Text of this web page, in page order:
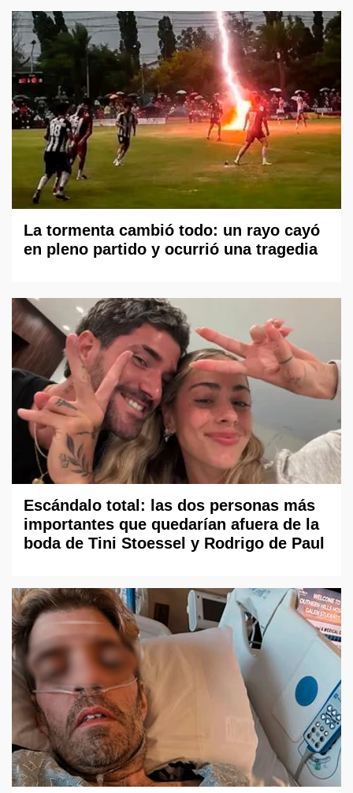
La tormenta cambió todo: un rayo cayó
en pleno partido y ocurrió una tragedia
Escándalo total: las dos personas más
importantes que quedarían afuera de la
boda de Tini Stoessel y Rodrigo de Paul